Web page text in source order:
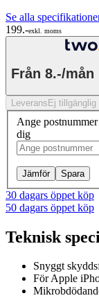
Se alla
199.-exkl. moms
Från 8.-/mån
Leverans Ej tillgänglig
Ange
dig
Jämför Spara
30 dagars öppet köp
50 dagars öppet köp
Teknisk
Snyggt
För Apple